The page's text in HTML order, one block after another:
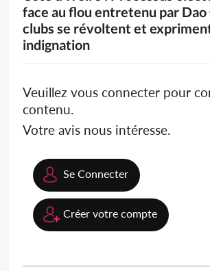
face au flou entretenu par Dao
clubs se révoltent et
indignation
Veuillez vous connecter pour
contenu.
Votre avis nous intéresse.
Se Connecter
Créer votre compte